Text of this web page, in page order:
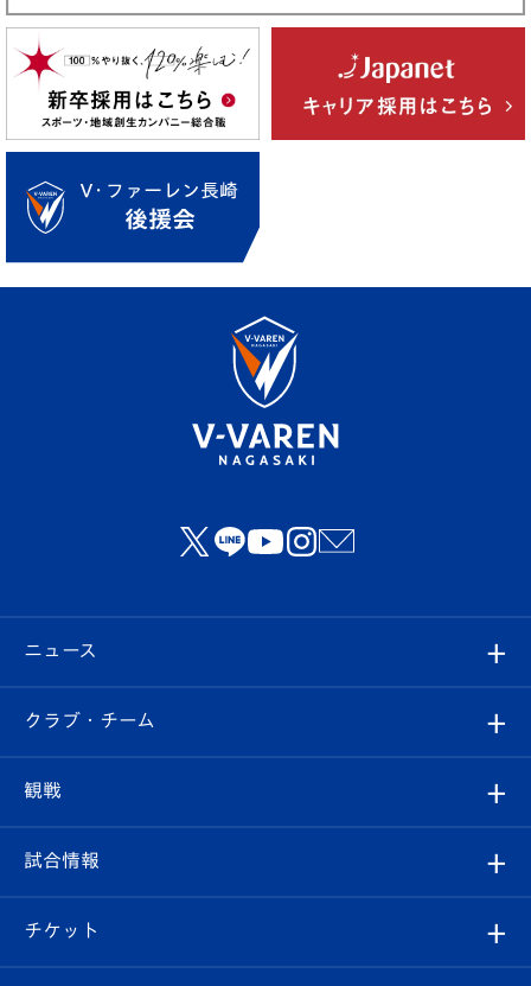
ニュース
すべて
クラブ
試合情報
クラブ・チーム
クラブ概要
エンブレム紹介
観戦
観戦ルール
はじめての観戦ガイド
試合情報
試合日程/結果
チケット